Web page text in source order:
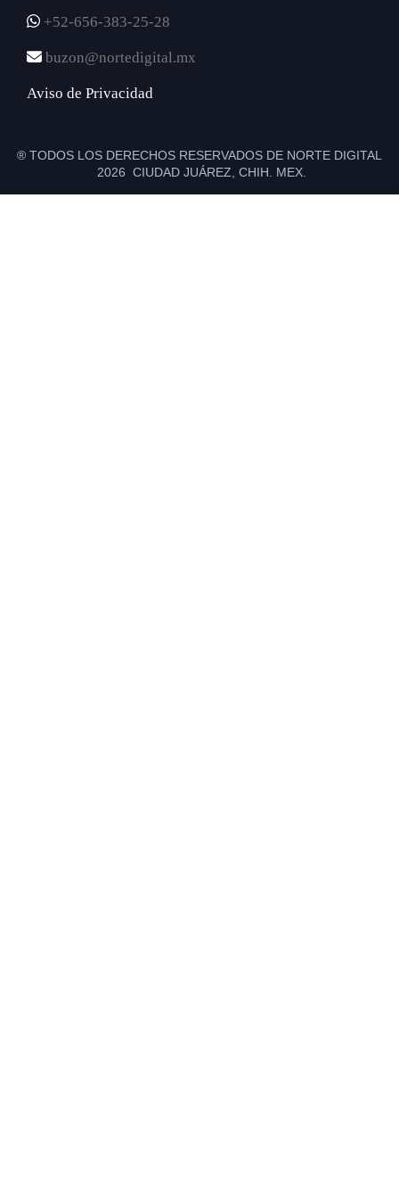
+52-656-383-25-28
buzon@nortedigital.mx
Aviso de Privacidad
® TODOS LOS DERECHOS RESERVADOS DE NORTE DIGITAL
2026 CIUDAD JUÁREZ, CHIH. MEX.